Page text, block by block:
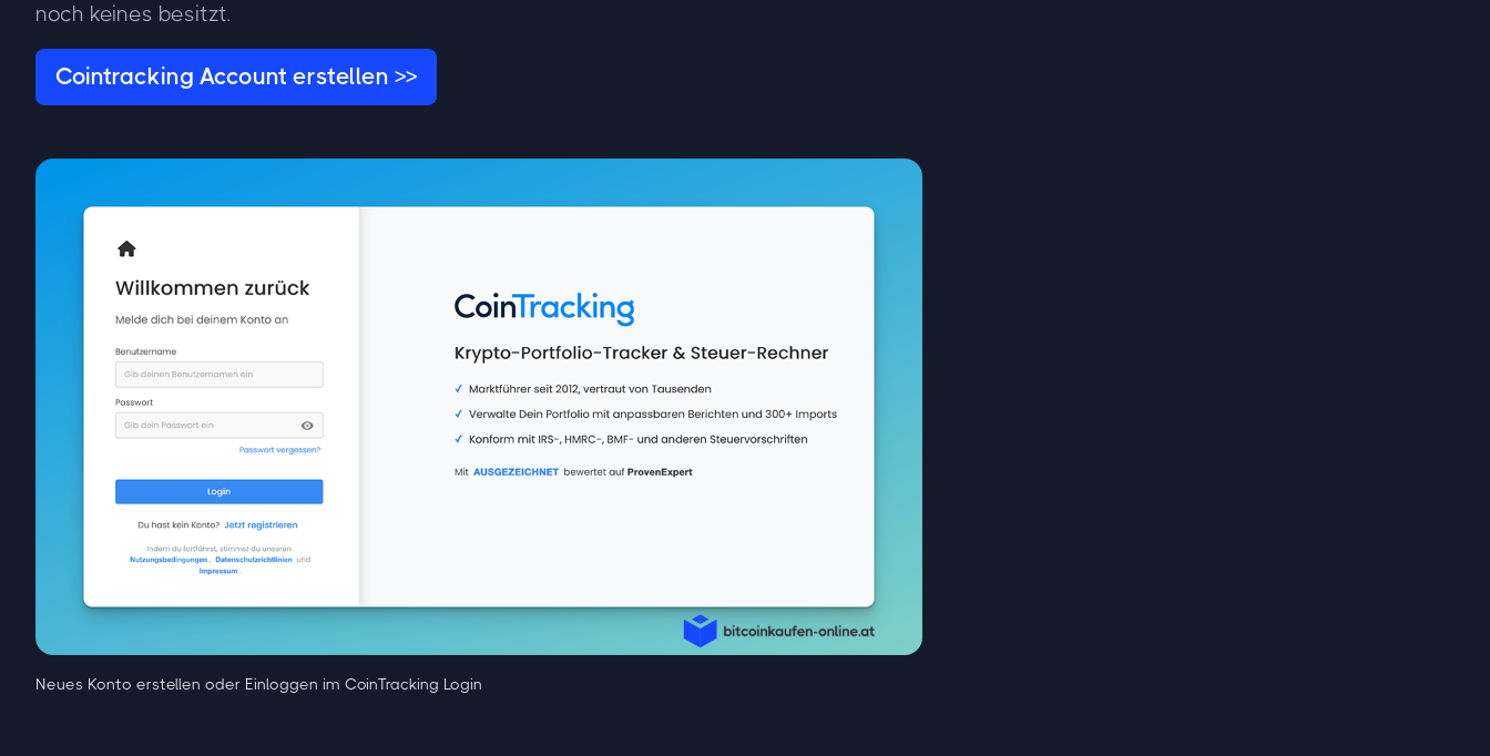
noch keines besitzt.
Cointracking Account erstellen >>
Neues Konto erstellen oder Einloggen im CoinTracking Login